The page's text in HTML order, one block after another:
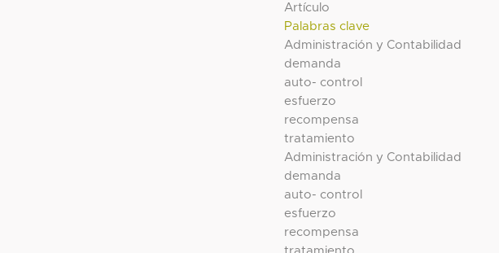
Artículo
Palabras clave
Administración y Contabilidad
demanda
auto- control
esfuerzo
recompensa
tratamiento
Administración y Contabilidad
demanda
auto- control
esfuerzo
recompensa